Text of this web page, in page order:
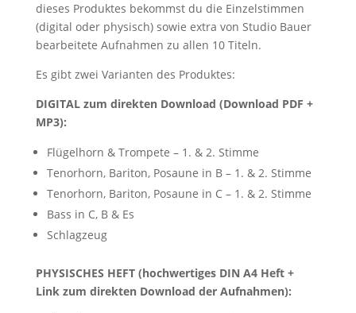
dieses Produktes bekommst du die Einzelstimmen
(digital oder physisch) sowie extra von Studio Bauer
bearbeitete Aufnahmen zu allen 10 Titeln.
Es gibt zwei Varianten des Produktes:
DIGITAL zum direkten Download (Download PDF +
MP3):
Flügelhorn & Trompete – 1. & 2. Stimme
Tenorhorn, Bariton, Posaune in B – 1. & 2. Stimme
Tenorhorn, Bariton, Posaune in C – 1. & 2. Stimme
Bass in C, B & Es
Schlagzeug
PHYSISCHES HEFT (hochwertiges DIN A4 Heft +
Link zum direkten Download der Aufnahmen):